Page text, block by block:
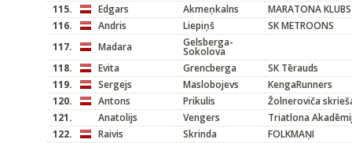
115.
Edgars Akmeņkalns
MARATONA KLUBS
116.
Andris Liepiņš
SK METROONS
117.
Madara Gelsberga-
Sokolova
118.
Evita Grencberga
SK Tērauds
119.
Sergejs Maslobojevs
KengaRunners
120.
Antons Prikulis
Žolneroviča
121.
Anatolijs Vengers
Triatlona
122.
Raivis Skrinda
FOLKMAŅI